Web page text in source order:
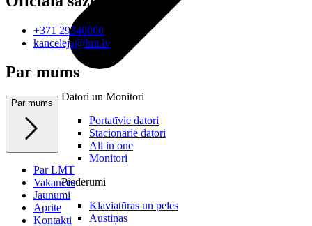
Datori un Monitori
Portatīvie datori
Stacionārie datori
All in one
Monitori
Piederumi
Klaviatūras un peles
Austiņas
+371 29340000
kanceleja@lmt.lv
Par mums
Par mums
Par LMT
Vakances
Jaunumi
Aprite
Kontakti